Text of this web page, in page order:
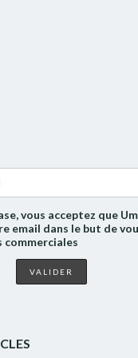
vous acceptez que
email dans le but de